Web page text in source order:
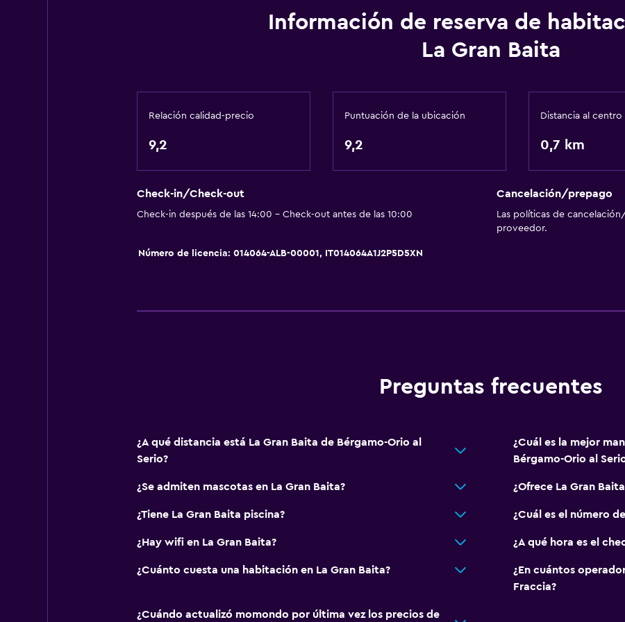
Mascotas permitidas bajo consulta (pueden aplicar cargos extra)
Comedor
Restaurante
Bar/lounge
General
Habitaciones familiares
Vista a la montaña
Servicios y facilidades
Servicio de despertador
Caja fuerte
TV de pantalla plana
Armario o clóset
Información de reserva de
La Gran Baita
Relación calidad-precio
9,2
Puntuación de la ubicación
9,2
Distancia al centro
0,7 km
Check-in/Check-out
Check-in después de las 14:00 - Check-out antes de las 10:00
Cancelación/prepago
Las políticas de
proveedor.
Número de licencia: 014064-ALB-00001, IT014064A1J2P5D5XN
Preguntas frecuentes
¿A qué distancia está La Gran Baita de Bérgamo-Orio al
Serio?
¿Cuál es la mejor
Bérgamo-Orio al
¿Se admiten mascotas en La Gran Baita? ¿Ofrece La Gran
¿Tiene La Gran Baita piscina? ¿Cuál es el número
¿Hay wifi en La Gran Baita? ¿A qué hora es el
¿Cuánto cuesta una habitación en La Gran Baita?
¿En cuántos
Fraccia?
¿Cuándo actualizó momondo por última vez los precios de